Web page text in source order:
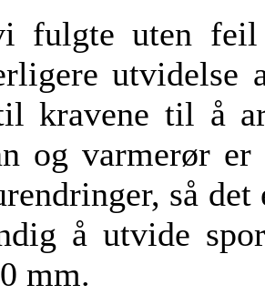
fulgte uten feil
utvidelse
kravene til å
og varmerør
så
å utvide
mm.